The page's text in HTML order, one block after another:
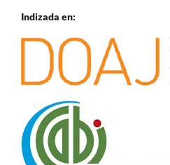
Indizada en: